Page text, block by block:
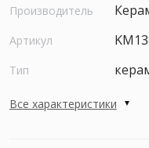
Производитель
Артикул
Тип
Все характеристики